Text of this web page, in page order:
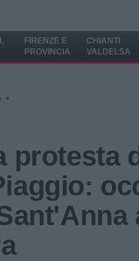
FIRENZE E
PROVINCIA
CHIANTI
VALDELSA
protesta